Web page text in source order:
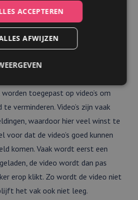
loading ook
op mijn
toegepast op video’s om
verminderen. Video’s zijn vaak
waardoor hier veel winst te
voor dat de video’s goed kunnen
komen. Vaak wordt eerst een
de video wordt dan pas
erop klikt. Zo wordt de video niet
het vak ook niet leeg.
ACCEPTEREN
AFWIJZEN
Prestatie
Targeting
Functioneel
cookies maken de
van de website mogelijk, zoals
en accountbeheer. De
goed worden gebruikt zonder de
cookies.
Vervaldatum Omschrijving